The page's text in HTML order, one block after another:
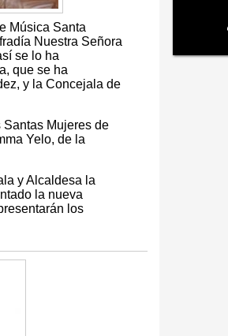
Música Santa
Nuestra Señora
se lo ha
que se ha
y la Concejala de
Santas Mujeres de
Yelo, de la
y Alcaldesa la
la nueva
los